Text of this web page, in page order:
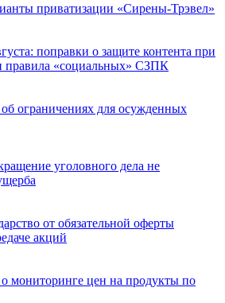
приватизации «Сирены-Трэвел»
поправки о защите контента при
правила «социальных» СЗПК
ограничениях для осужденных
уголовного дела не
от обязательной оферты
акций
мониторинге цен на продукты по